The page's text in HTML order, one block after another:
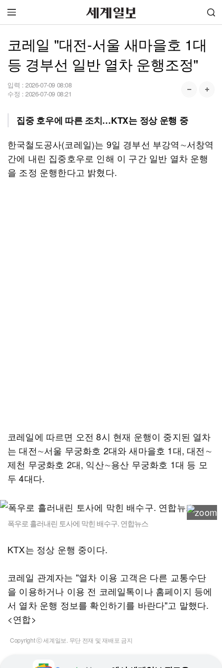
코레일 "대전-서울 새마을호 1대
등 경부선 일반 열차 운행조정"
입력 : 2026-07-09 08:08
수정 : 2026-07-09 08:21
집중 호우에 따른 조치…KTX는 정상 운행 중
한국철도공사(코레일)는 9일 경부선 부강역∼서창역
간에 내린 집중호우로 인해 이 구간 일반 열차 운행
을 조정 운행한다고 밝혔다.
코레일에 따르면 오전 8시 현재 운행이 중지된 열차
는 대전∼서울 무궁화호 2대와 새마을호 1대, 대전∼
제천 무궁화호 2대, 익산∼용산 무궁화호 1대 등 모
두 4대다.
폭우로 흘러내린 토사에 막힌 배수구. 연합뉴스
KTX는 정상 운행 중이다.
코레일 관계자는 "열차 이용 고객은 다른 교통수단
을 이용하거나 이용 전 코레일톡이나 홈페이지 등에
서 열차 운행 정보를 확인하기를 바란다"고 말했다.
<연합>
Copyright ⓒ 세계일보. 무단 전재 및 재배포 금지